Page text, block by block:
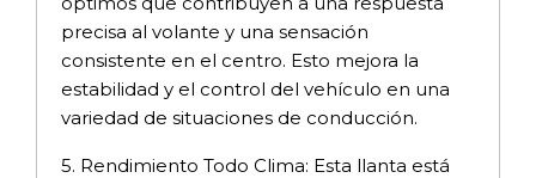
precisa al volante y una sensación
consistente en el centro. Esto mejora la
estabilidad y el control del vehículo en una
variedad de situaciones de conducción.
5. Rendimiento Todo Clima: Esta llanta está